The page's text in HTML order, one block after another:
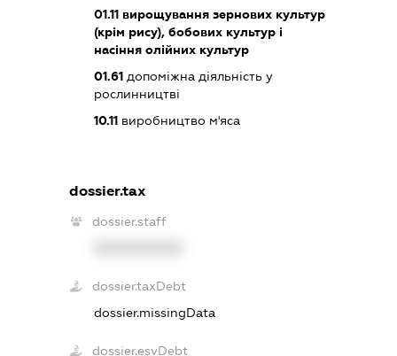
01.11 вирощування зернових культур
(крім рису), бобових культур і
насіння олійних культур
01.61 допоміжна діяльність у
рослинництві
10.11 виробництво м'яса
dossier.tax
dossier.staff
dossier.taxDebt
dossier.missingData
dossier.esvDebt